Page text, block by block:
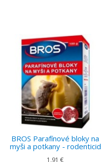
BROS Parafínové bloky na
myši a potkany - rodenticid
1,91 €